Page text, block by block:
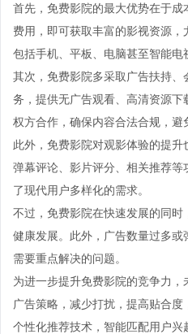
首先，免费影院的最大优势在于
费用，即可获取丰富的影视资源
包括手机、平板、电脑甚至智能电
其次，免费影院多采取广告扶持
务，提供无广告观看、高清资源
权方合作，确保内容合法合规，避
此外，免费影院对观影体验的提
弹幕评论、影片评分、相关推荐
了现代用户多样化的需求。
不过，免费影院在快速发展的同
健康发展。此外，广告数量过多
需要重点解决的问题。
为进一步提升免费影院的竞争力
广告策略，减少打扰，提高贴合
个性化推荐技术，智能匹配用户兴